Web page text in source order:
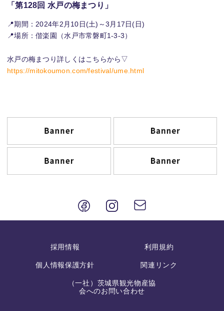
「第128回 水戸の梅まつり」
📍期間：2024年2月10日(土)～3月17日(日)
📍場所：偕楽園（水戸市常磐町1-3-3）
水戸の梅まつり詳しくはこちらから▽
https://mitokoumon.com/festival/ume.html
採用情報 利用規約
個人情報保護方針 関連リンク
（一社）茨城県観光物産協
会へのお問い合わせ